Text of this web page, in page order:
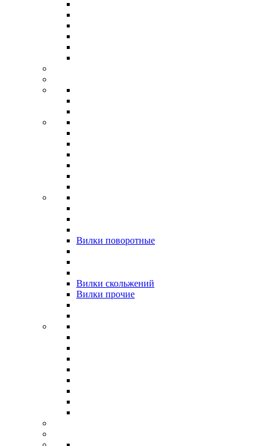
Вилки поворотные
Вилки скольжений
Вилки прочие